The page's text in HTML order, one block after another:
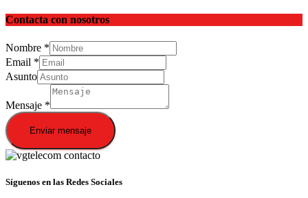
Contacta con nosotros
Nombre *
Email *
Asunto
Mensaje *
Enviar mensaje
Síguenos en las Redes Sociales